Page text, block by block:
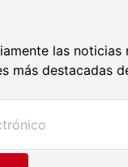
las noticias
más destacadas